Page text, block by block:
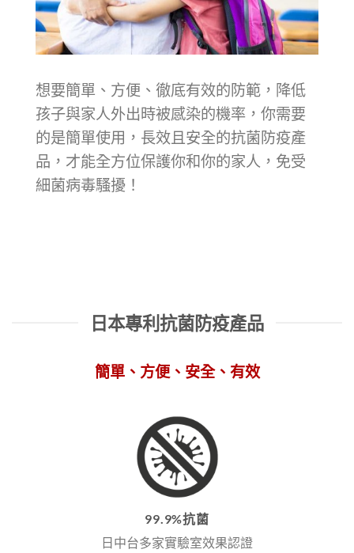
想要簡單、方便、徹底有效的防範，降低
孩子與家人外出時被感染的機率，你需要
的是簡單使用，長效且安全的抗菌防疫產
品，才能全方位保護你和你的家人，免受
細菌病毒騷擾！
日本專利抗菌防疫產品
簡單、方便、安全、有效
99.9%抗菌
日中台多家實驗室效果認證